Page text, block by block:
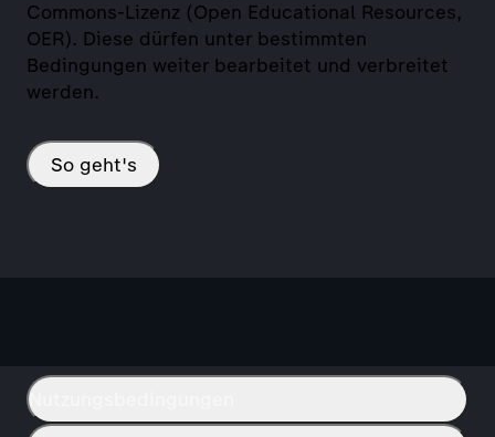
Commons-Lizenz (Open Educational Resources,
OER). Diese dürfen unter bestimmten
Bedingungen weiter bearbeitet und verbreitet
werden.
So geht's
Nutzungsbedingungen